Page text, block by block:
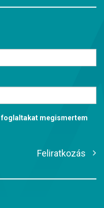
foglaltakat megismertem
Feliratkozás